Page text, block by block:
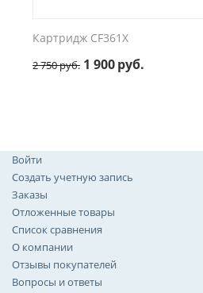
Картридж CF361X
2 750руб. 1 900руб.
Войти
Создать учетную запись
Заказы
Отложенные товары
Список сравнения
О компании
Отзывы покупателей
Вопросы и ответы